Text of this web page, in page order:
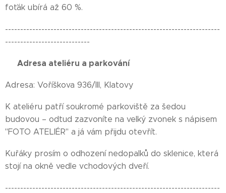
foťák ubírá až 60 %.
-----------------------------------------------------------------------
----------------------------
📍 Adresa ateliéru a parkování📍
Adresa: Voříškova 936/III, Klatovy
K ateliéru patří soukromé parkoviště za šedou
budovou – odtud zazvoníte na velký zvonek s nápisem
"FOTO ATELIÉR" a já vám přijdu otevřít.
Kuřáky prosím o odhození nedopalků do sklenice, která
stojí na okně vedle vchodových dveří.
-----------------------------------------------------------------------